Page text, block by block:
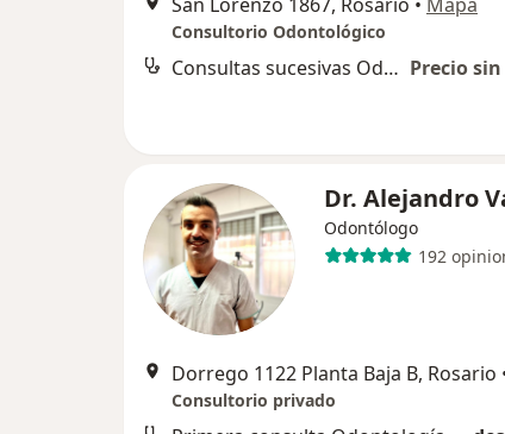
Consultorio Odontológico
Consultas sucesivas Odontología Precio
Dr. Alejandro
Odontólogo
192
Dorrego 1122 Planta Baja B, Rosario
Consultorio privado